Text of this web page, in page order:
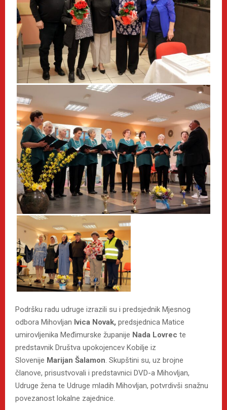
Podršku radu udruge izrazili su i predsjednik Mjesnog
odbora Mihovljan Ivica Novak, predsjednica Matice
umirovljenika Međimurske županije Nada Lovrec te
predstavnik Društva upokojencev Kobilje iz
Slovenije Marijan Šalamon. Skupštini su, uz brojne
članove, prisustvovali i predstavnici DVD-a Mihovljan,
Udruge žena te Udruge mladih Mihovljan, potvrdivši snažnu
povezanost lokalne zajednice.